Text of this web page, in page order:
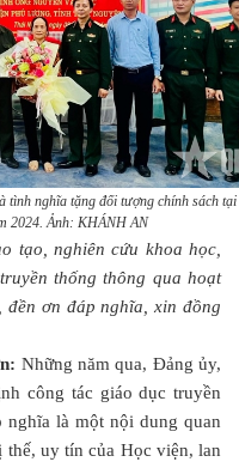
tình nghĩa tặng đối tượng chính sách tại
2024. Ảnh: KHÁNH AN
tạo, nghiên cứu khoa học,
thống thông qua hoạt
đền ơn đáp nghĩa, xin đồng
Những năm qua, Đảng ủy,
công tác giáo dục truyền
nghĩa là một nội dung quan
uy tín của Học viện, lan